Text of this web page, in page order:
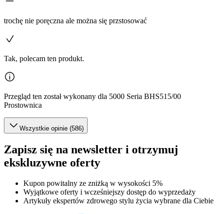
trochę nie poręczna ale można się przstosować
Tak, polecam ten produkt.
Przegląd ten został wykonany dla 5000 Seria BHS515/00
Prostownica
Wszystkie opinie (586)
Zapisz się na newsletter i otrzymuj
ekskluzywne oferty
Kupon powitalny ze zniżką w wysokości 5%
Wyjątkowe oferty i wcześniejszy dostęp do wyprzedaży
Artykuły ekspertów zdrowego stylu życia wybrane dla Ciebie